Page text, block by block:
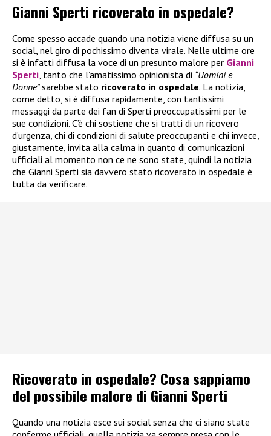
Gianni Sperti ricoverato in ospedale?
Come spesso accade quando una notizia viene diffusa su un
social, nel giro di pochissimo diventa virale. Nelle ultime ore
si è infatti diffusa la voce di un presunto malore per Gianni
Sperti, tanto che l’amatissimo opinionista di “Uomini e
Donne”sarebbe stato ricoverato in ospedale. La notizia,
come detto, si è diffusa rapidamente, con tantissimi
messaggi da parte dei fan di Sperti preoccupatissimi per le
sue condizioni. C’è chi sostiene che si tratti di un ricovero
d’urgenza, chi di condizioni di salute preoccupanti e chi invece,
giustamente, invita alla calma in quanto di comunicazioni
ufficiali al momento non ce ne sono state, quindi la notizia
che Gianni Sperti sia davvero stato ricoverato in ospedale è
tutta da verificare.
Ricoverato in ospedale? Cosa sappiamo
del possibile malore di Gianni Sperti
Quando una notizia esce sui social senza che ci siano state